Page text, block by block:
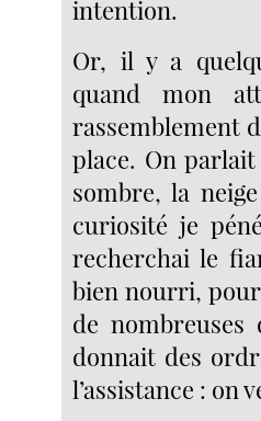
intention.
Or, il y a
quand mon
rassemblement
place. On
sombre, la
curiosité je
recherchai le
bien nourri,
de
donnait des
l’assistance : on